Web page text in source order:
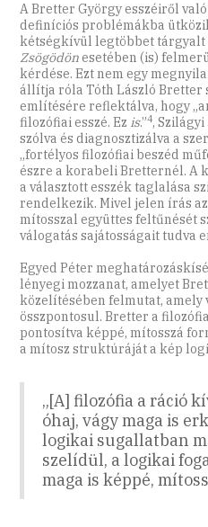
A Bretter György esszéiről
definíciós problémákba
kétségkívül legtöbbet tárgyalt
Zsögödön esetében (is)
kérdése. Ezt nem egy
állítja róla Tóth László Bretter
említésére reflektálva, hogy
filozófiai esszé. Ez is.”4,
szólva és diagnosztizálva a
„fortélyos filozófiai beszéd
észre a korabeli Bretternél. A
a választott esszék taglalása
rendelkezik. Mivel jelen írás
mítosszal együttes feltűnését
válogatás sajátosságait tudva
Egyed Péter
lényegi mozzanat, amelyet
közelítésében felmutat, amely
összpontosul. Bretter a
pontosítva képpé, mítosszá
a mítosz struktúráját a kép
„[A] filozófia a ráció
óhaj, vágy maga is
logikai sugallatban
szelídül, a logikai
maga is képpé,